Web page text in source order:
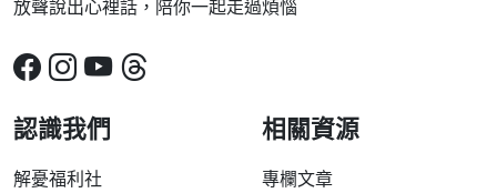
放聲說出心裡話，陪你一起走過煩惱
認識我們
解憂福利社
相關資源
專欄文章